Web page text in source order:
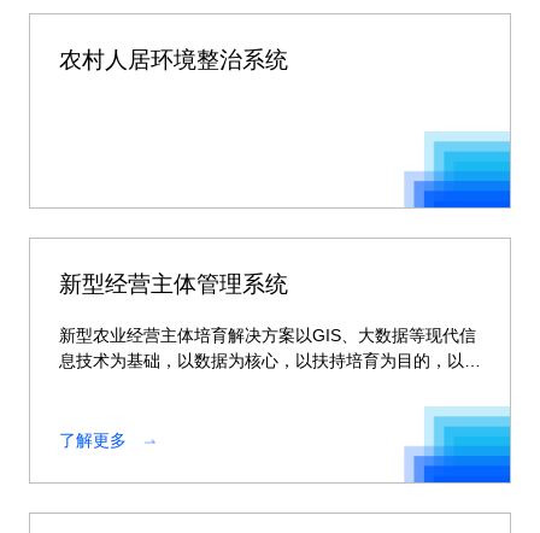
农村人居环境整治系统
新型经营主体管理系统
新型农业经营主体培育解决方案以GIS、大数据等现代信
息技术为基础，以数据为核心，以扶持培育为目的，以精
了解更多